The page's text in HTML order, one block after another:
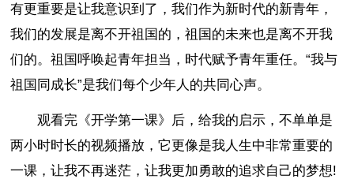
有更重要是让我意识到了，我们作为新时代的新青年，
我们的发展是离不开祖国的，祖国的未来也是离不开我
们的。祖国呼唤起青年担当，时代赋予青年重任。“我与
祖国同成长”是我们每个少年人的共同心声。
观看完《开学第一课》后，给我的启示，不单单是
两小时时长的视频播放，它更像是我人生中非常重要的
一课，让我不再迷茫，让我更加勇敢的追求自己的梦想!